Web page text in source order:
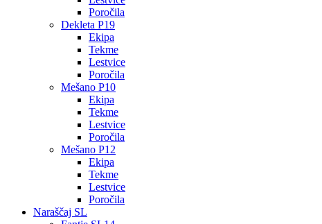
Poročila
Dekleta P19
Ekipa
Tekme
Lestvice
Poročila
Mešano P10
Ekipa
Tekme
Lestvice
Poročila
Mešano P12
Ekipa
Tekme
Lestvice
Poročila
Naraščaj SL